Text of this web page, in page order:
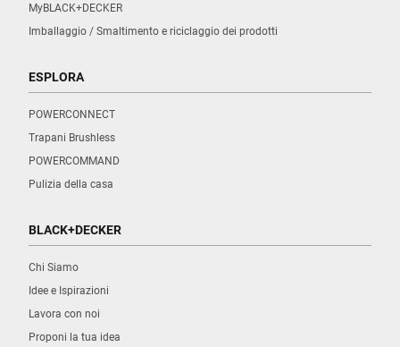
MyBLACK+DECKER
Imballaggio / Smaltimento e riciclaggio dei prodotti
ESPLORA
POWERCONNECT
Trapani Brushless
POWERCOMMAND
Pulizia della casa
BLACK+DECKER
Chi Siamo
Idee e Ispirazioni
Lavora con noi
Proponi la tua idea